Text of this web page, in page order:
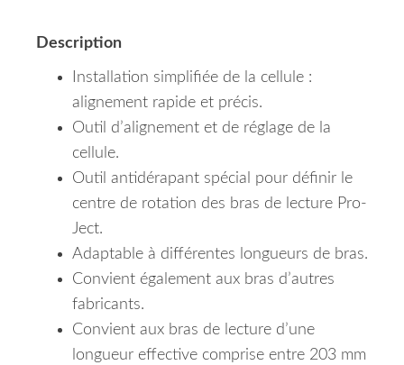
Description
Installation simplifiée de la cellule :
alignement rapide et précis.
Outil d’alignement et de réglage de la
cellule.
Outil antidérapant spécial pour définir le
centre de rotation des bras de lecture Pro-
Ject.
Adaptable à différentes longueurs de bras.
Convient également aux bras d’autres
fabricants.
Convient aux bras de lecture d’une
longueur effective comprise entre 203 mm